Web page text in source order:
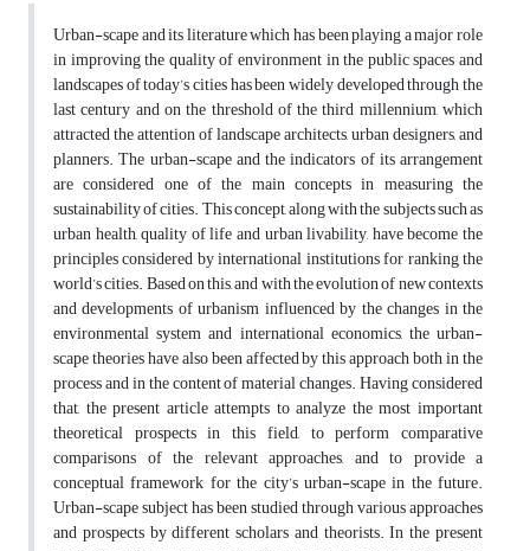
Urban-scape and its literature which has been playing a major role
in improving the quality of environment in the public spaces and
landscapes of today’s cities has been widely developed through the
last century and on the threshold of the third millennium, which
attracted the attention of landscape architects, urban designers, and
planners. The urban-scape and the indicators of its arrangement
are considered one of the main concepts in measuring the
sustainability of cities. This concept, along with the subjects such as
urban health, quality of life and urban livability, have become the
principles considered by international institutions for ranking the
world’s cities. Based on this, and with the evolution of new contexts
and developments of urbanism influenced by the changes in the
environmental system and international economics, the urban-
scape theories have also been affected by this approach both in the
process and in the content of material changes. Having considered
that, the present article attempts to analyze the most important
theoretical prospects in this field, to perform comparative
comparisons of the relevant approaches, and to provide a
conceptual framework for the city’s urban-scape in the future.
Urban-scape subject has been studied through various approaches
and prospects by different scholars and theorists. In the present